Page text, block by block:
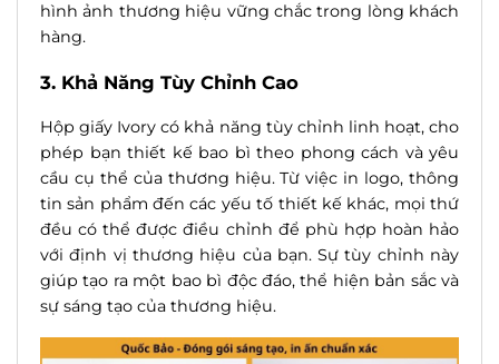
hình ảnh thương hiệu vững chắc trong lòng khách
hàng.
3. Khả Năng Tùy Chỉnh Cao
Hộp giấy Ivory có khả năng tùy chỉnh linh hoạt, cho
phép bạn thiết kế bao bì theo phong cách và yêu
cầu cụ thể của thương hiệu. Từ việc in logo, thông
tin sản phẩm đến các yếu tố thiết kế khác, mọi thứ
đều có thể được điều chỉnh để phù hợp hoàn hảo
với định vị thương hiệu của bạn. Sự tùy chỉnh này
giúp tạo ra một bao bì độc đáo, thể hiện bản sắc và
sự sáng tạo của thương hiệu.